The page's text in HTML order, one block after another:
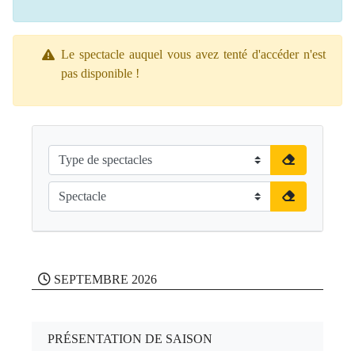
Le spectacle auquel vous avez tenté d'accéder n'est
pas disponible !
SEPTEMBRE 2026
PRÉSENTATION DE SAISON